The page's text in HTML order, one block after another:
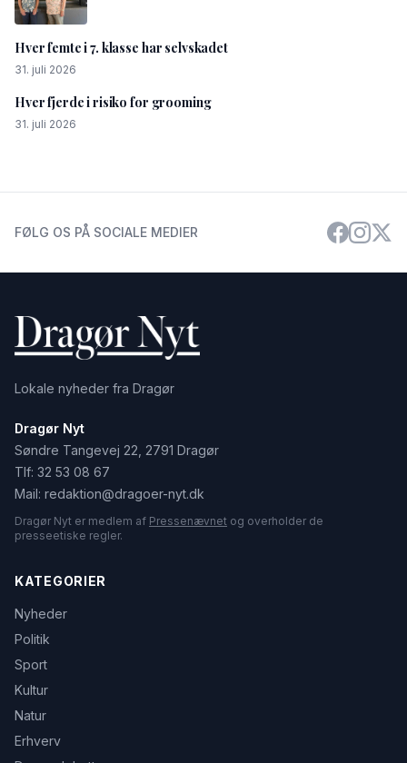
Hver femte i 7. klasse har selvskadet
31. juli 2026
Hver fjerde i risiko for grooming
31. juli 2026
FØLG OS PÅ SOCIALE MEDIER
Lokale nyheder fra Dragør
Dragør Nyt
Søndre Tangevej 22, 2791 Dragør
Tlf: 32 53 08 67
Mail: redaktion@dragoer-nyt.dk
Dragør Nyt er medlem af Pressenævnet og overholder de
presseetiske regler.
KATEGORIER
Nyheder
Politik
Sport
Kultur
Natur
Erhverv